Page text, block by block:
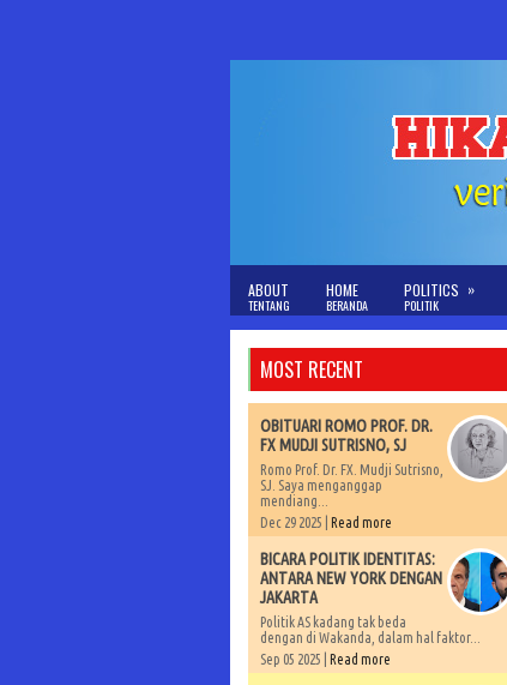
ABOUT
TENTANG
HOME
BERANDA
POLITICS
POLITIK
»
MOST RECENT
OBITUARI ROMO PROF. DR.
FX MUDJI SUTRISNO, SJ
Romo Prof. Dr. FX. Mudji Sutrisno,
SJ. Saya menganggap
mendiang...
Dec 29 2025 | Read more
BICARA POLITIK IDENTITAS:
ANTARA NEW YORK DENGAN
JAKARTA
Politik AS kadang tak beda
dengan di Wakanda, dalam hal faktor...
Sep 05 2025 | Read more